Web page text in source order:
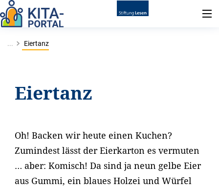
... Eiertanz
Eiertanz
Oh! Backen wir heute einen Kuchen?
Zumindest lässt der Eierkarton es vermuten
… aber: Komisch! Da sind ja neun gelbe Eier
aus Gummi, ein blaues Holzei und Würfel